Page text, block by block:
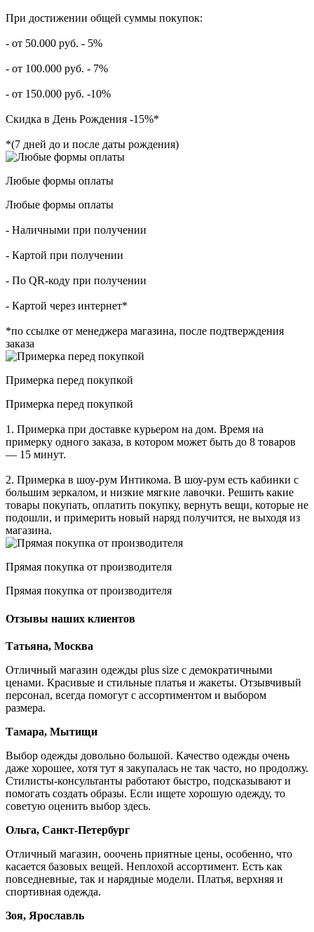
При достижении общей суммы покупок:
- от 50.000 руб. - 5%
- от 100.000 руб. - 7%
- от 150.000 руб. -10%
Скидка в День Рождения -15%*
*(7 дней до и после даты рождения)
Любые формы оплаты
Любые формы оплаты
- Наличными при получении
- Картой при получении
- По QR-коду при получении
- Картой через интернет*
*по ссылке от менеджера магазина, после подтверждения
заказа
Примерка перед покупкой
Примерка перед покупкой
1. Примерка при доставке курьером на дом. Время на
примерку одного заказа, в котором может быть до 8 товаров
— 15 минут.
2. Примерка в шоу-рум Интикома. В шоу-рум есть кабинки с
большим зеркалом, и низкие мягкие лавочки. Решить какие
товары покупать, оплатить покупку, вернуть вещи, которые не
подошли, и примерить новый наряд получится, не выходя из
магазина.
Прямая покупка от производителя
Прямая покупка от производителя
Отзывы наших клиентов
Татьяна, Москва
Отличный магазин одежды plus size с демократичными
ценами. Красивые и стильные платья и жакеты. Отзывчивый
персонал, всегда помогут с ассортиментом и выбором
размера.
Тамара, Мытищи
Выбор одежды довольно большой. Качество одежды очень
даже хорошее, хотя тут я закупалась не так часто, но продолжу.
Стилисты-консультанты работают быстро, подсказывают и
помогать создать образы. Если ищете хорошую одежду, то
советую оценить выбор здесь.
Ольга, Санкт-Петербург
Отличный магазин, ооочень приятные цены, особенно, что
касается базовых вещей. Неплохой ассортимент. Есть как
повседневные, так и нарядные модели. Платья, верхняя и
спортивная одежда.
Зоя, Ярославль